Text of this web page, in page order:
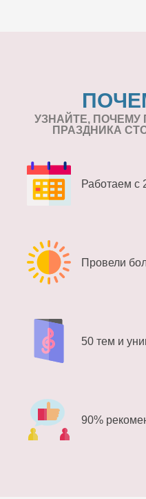
УЗНАЙТЕ, ПОЧЕМУ
ПРАЗДНИКА
Работаем с
Провели
50 тем и
90%